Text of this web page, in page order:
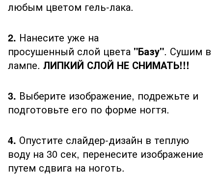
любым цветом гель-лака.
2. Нанесите уже на
просушенный слой цвета "Базу". Сушим в
лампе. ЛИПКИЙ СЛОЙ НЕ СНИМАТЬ!!!
3. Выберите изображение, подрежьте и
подготовьте его по форме ногтя.
4. Опустите слайдер-дизайн в теплую
воду на 30 сек, перенесите изображение
путем сдвига на ноготь.